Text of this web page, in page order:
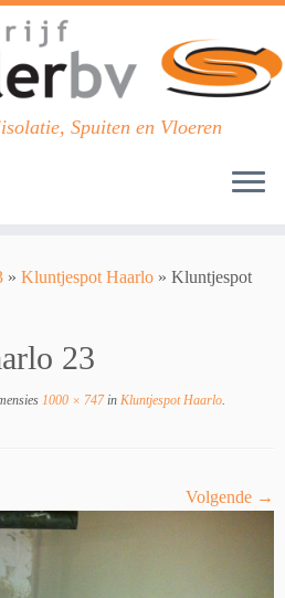
Spuiten en Vloeren
» Kluntjespot Haarlo » Kluntjespot
23
1000 × 747in Kluntjespot Haarlo
Volgende →